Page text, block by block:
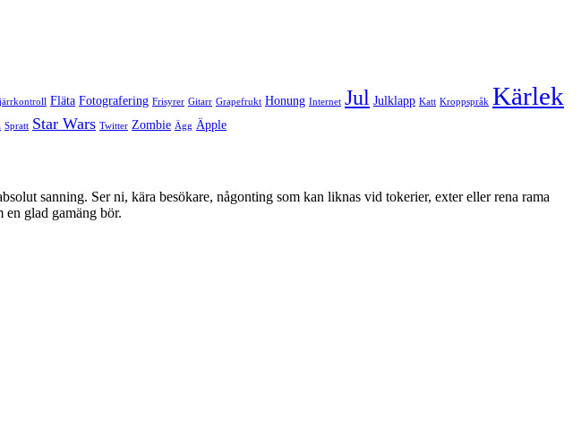
Fläta Fotografering Frisyrer Gitarr Grapefrukt Honung Internet Jul Julklapp Katt Kroppspråk Kärlek
Spratt Star Wars Twitter Zombie Ägg Äpple
sanning. Ser ni, kära besökare, någonting som kan liknas vid tokerier, exter eller rena rama
en glad gamäng bör.